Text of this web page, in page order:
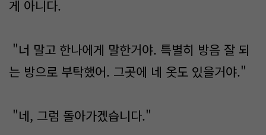
게 아니다.
"너 말고 한나에게 말한거야. 특별히 방음 잘 되
는 방으로 부탁했어. 그곳에 네 옷도 있을거야."
"네, 그럼 돌아가겠습니다."